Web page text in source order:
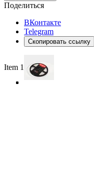
Поделиться
ВКонтакте
Telegram
Скопировать ссылку
Item 1 of 4